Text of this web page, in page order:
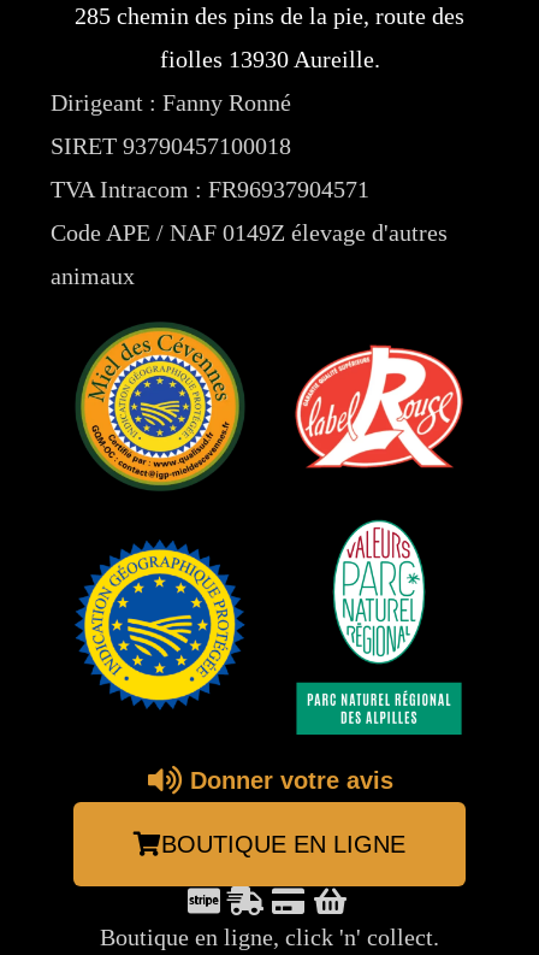
285 chemin des pins de la pie, route des
fiolles 13930 Aureille.
Dirigeant : Fanny Ronné
SIRET 93790457100018
TVA Intracom : FR96937904571
Code APE / NAF 0149Z élevage d'autres
animaux
Donner votre avis
BOUTIQUE EN LIGNE
Boutique en ligne, click 'n' collect.